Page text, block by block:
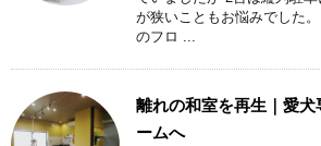
が狭いこともお悩みでした
のフロ ...
離れの和室を再生｜愛
ームへ